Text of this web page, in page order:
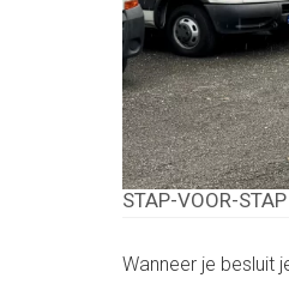
STAP-VOOR-
Wanneer je besluit